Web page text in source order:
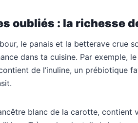
oubliés : la richesse
le panais et la betterave crue
dans ta cuisine. Par exemple,
de l’inuline, un prébiotique
blanc de la carotte, contient